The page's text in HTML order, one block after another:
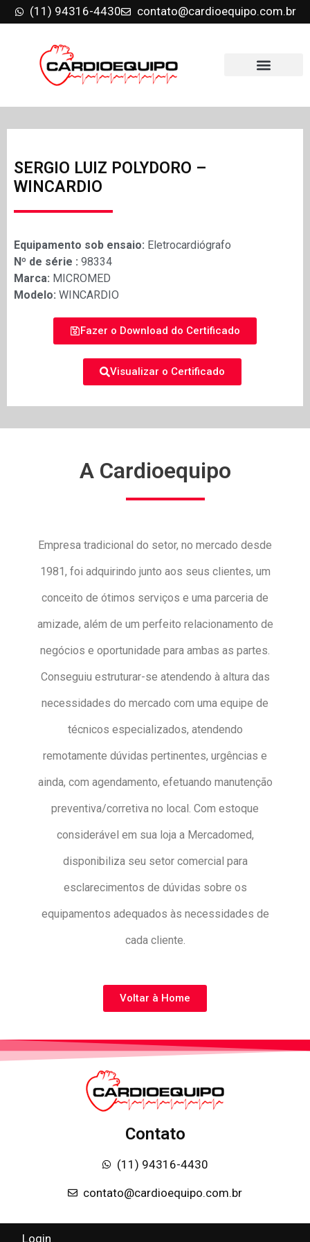
(11) 94316-4430 contato@cardioequipo.com.br
SERGIO LUIZ POLYDORO –
WINCARDIO
Equipamento sob ensaio: Eletrocardiógrafo
Nº de série : 98334
Marca: MICROMED
Modelo: WINCARDIO
Fazer o Download do Certificado
Visualizar o Certificado
A Cardioequipo
Empresa tradicional do setor, no mercado desde
1981, foi adquirindo junto aos seus clientes, um
conceito de ótimos serviços e uma parceria de
amizade, além de um perfeito relacionamento de
negócios e oportunidade para ambas as partes.
Conseguiu estruturar-se atendendo à altura das
necessidades do mercado com uma equipe de
técnicos especializados, atendendo
remotamente dúvidas pertinentes, urgências e
ainda, com agendamento, efetuando manutenção
preventiva/corretiva no local. Com estoque
considerável em sua loja a Mercadomed,
disponibiliza seu setor comercial para
esclarecimentos de dúvidas sobre os
equipamentos adequados às necessidades de
cada cliente.
Voltar à Home
Contato
(11) 94316-4430
contato@cardioequipo.com.br
Login